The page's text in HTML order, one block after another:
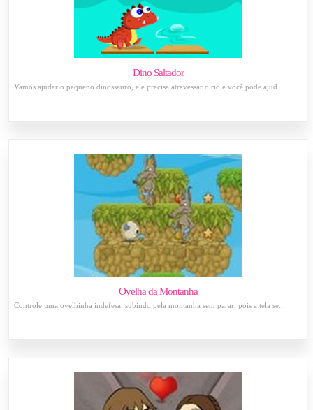
Dino Saltador
Vamos ajudar o pequeno dinossauro, ele precisa atravessar o rio e você pode ajud...
Ovelha da Montanha
Controle uma ovelhinha indefesa, subindo pela montanha sem parar, pois a tela se...